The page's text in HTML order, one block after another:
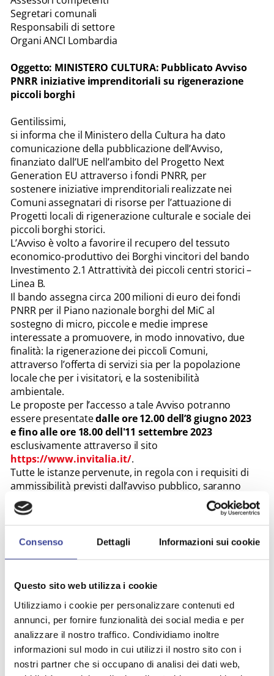
Consenso Dettagli Informazioni sui cookie
Questo sito web utilizza i cookie
Utilizziamo i cookie per personalizzare contenuti ed
annunci, per fornire funzionalità dei social media e per
analizzare il nostro traffico. Condividiamo inoltre
informazioni sul modo in cui utilizzi il nostro sito con i
nostri partner che si occupano di analisi dei dati web,
Segretari comunali
Responsabili di settore
Organi ANCI Lombardia
Oggetto: MINISTERO CULTURA: Pubblicato Avviso
PNRR iniziative imprenditoriali su rigenerazione
piccoli borghi
Gentilissimi,
si informa che il Ministero della Cultura ha dato
comunicazione della pubblicazione dell’Avviso,
finanziato dall’UE nell’ambito del Progetto Next
Generation EU attraverso i fondi PNRR, per
sostenere iniziative imprenditoriali realizzate nei
Comuni assegnatari di risorse per l’attuazione di
Progetti locali di rigenerazione culturale e sociale dei
piccoli borghi storici.
L’Avviso è volto a favorire il recupero del tessuto
economico-produttivo dei Borghi vincitori del bando
Investimento 2.1 Attrattività dei piccoli centri storici –
Linea B.
Il bando assegna circa 200 milioni di euro dei fondi
PNRR per il Piano nazionale borghi del MiC al
sostegno di micro, piccole e medie imprese
interessate a promuovere, in modo innovativo, due
finalità: la rigenerazione dei piccoli Comuni,
attraverso l’offerta di servizi sia per la popolazione
locale che per i visitatori, e la sostenibilità
ambientale.
Le proposte per l’accesso a tale Avviso potranno
essere presentatedalle ore 12.00 dell’8 giugno 2023
e fino alle ore 18.00 dell'11 settembre 2023
esclusivamente attraverso il sito
https://www.invitalia.it/.
Tutte le istanze pervenute, in regola con i requisiti di
ammissibilità previsti dall’avviso pubblico, saranno
prese in esame e ammesse a finanziamento secondo
una graduatoria di merito. Link:
Comunicato–
Avviso e allegati.
Segretario Generale Anci Lombardia
TEMI PIÙ VISTI